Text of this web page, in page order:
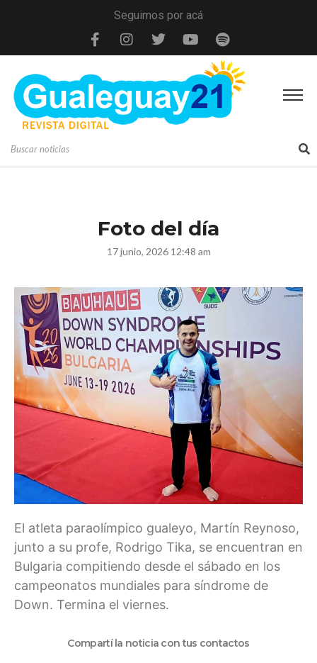
Seguimos por acá
Foto del día
17 junio, 2026 12:48 am
El atleta paraolímpico gualeyo, Martín Reynoso,
junto a su profe, Rodrigo Tika, se encuentran en
Bulgaria compitiendo desde el sábado en los
campeonatos mundiales para síndrome de
Down. Termina el viernes.
Compartí la noticia con tus contactos